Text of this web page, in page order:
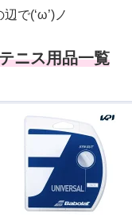
で(‘ω’)ノ
ニス用品一覧